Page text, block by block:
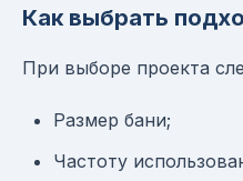
Как выбрать
При выборе проекта
Размер бани;
Частоту